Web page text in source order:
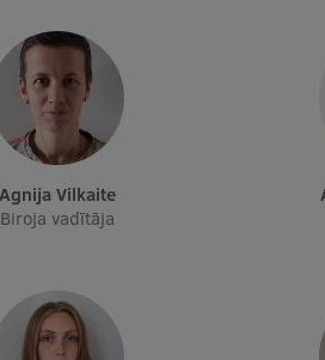
Agnija Vilkaite
Biroja vadītāja